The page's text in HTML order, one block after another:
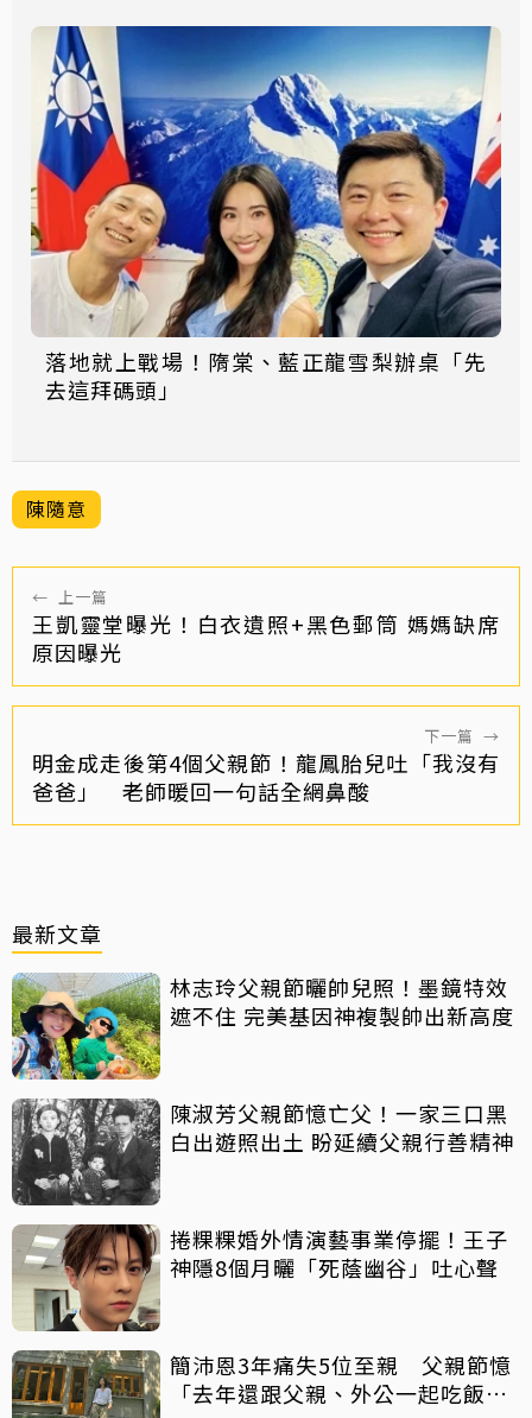
落地就上戰場！隋棠、藍正龍雪梨辦桌「先
去這拜碼頭」
陳隨意
← 上一篇
王凱靈堂曝光！白衣遺照+黑色郵筒 媽媽缺席
原因曝光
下一篇 →
明金成走後第4個父親節！龍鳳胎兒吐「我沒有
爸爸」 老師暖回一句話全網鼻酸
最新文章
林志玲父親節曬帥兒照！墨鏡特效
遮不住 完美基因神複製帥出新高度
陳淑芳父親節憶亡父！一家三口黑
白出遊照出土 盼延續父親行善精神
捲粿粿婚外情演藝事業停擺！王子
神隱8個月曬「死蔭幽谷」吐心聲
簡沛恩3年痛失5位至親 父親節憶
「去年還跟父親、外公一起吃飯聊